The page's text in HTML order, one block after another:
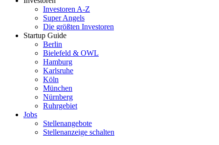
Investoren A-Z
Super Angels
Die größten Investoren
Startup Guide
Berlin
Bielefeld & OWL
Hamburg
Karlsruhe
Köln
München
Nürnberg
Ruhrgebiet
Jobs
Stellenangebote
Stellenanzeige schalten